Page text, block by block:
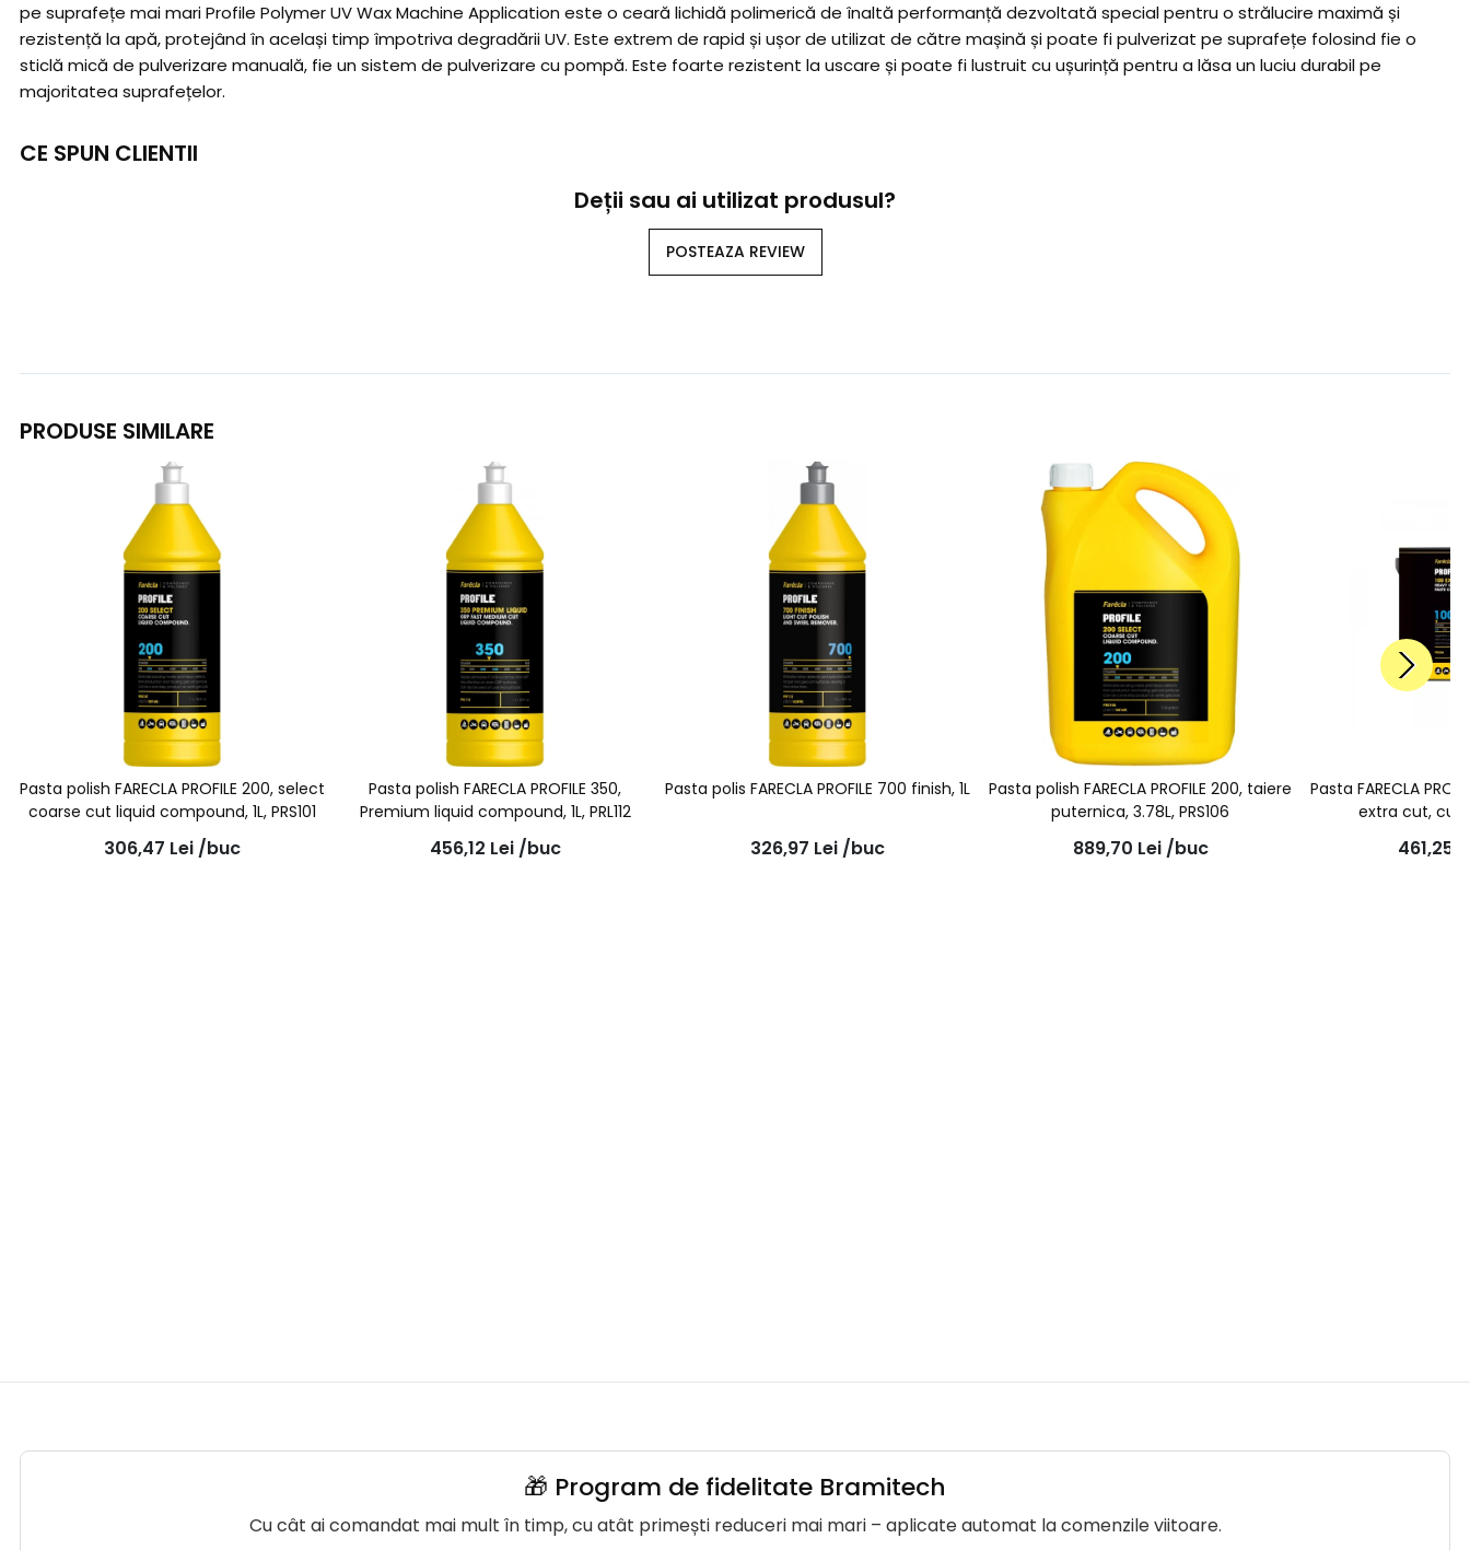
pe suprafețe mai mari Profile Polymer UV Wax Machine Application este o ceară lichidă polimerică de înaltă performanță dezvoltată special pentru o strălucire maximă și
rezistență la apă, protejând în același timp împotriva degradării UV. Este extrem de rapid și ușor de utilizat de către mașină și poate fi pulverizat pe suprafețe folosind fie o
sticlă mică de pulverizare manuală, fie un sistem de pulverizare cu pompă. Este foarte rezistent la uscare și poate fi lustruit cu ușurință pentru a lăsa un luciu durabil pe
majoritatea suprafețelor.
CE SPUN CLIENTII
Deții sau ai utilizat produsul?
POSTEAZA REVIEW
PRODUSE SIMILARE
Pasta polish FARECLA PROFILE 200, select
coarse cut liquid compound, 1L, PRS101
306,47 Lei /buc
Pasta polish FARECLA PROFILE 350,
Premium liquid compound, 1L, PRL112
456,12 Lei /buc
Pasta polis FARECLA PROFILE 700 finish, 1L
326,97 Lei /buc
Pasta polish FARECLA PROFILE 200, taiere
puternica, 3.78L, PRS106
889,70 Lei /buc
Pasta FARECLA
extra cut,
461,25
🎁 Program de fidelitate Bramitech
Cu cât ai comandat mai mult în timp, cu atât primești reduceri mai mari – aplicate automat la comenzile viitoare.